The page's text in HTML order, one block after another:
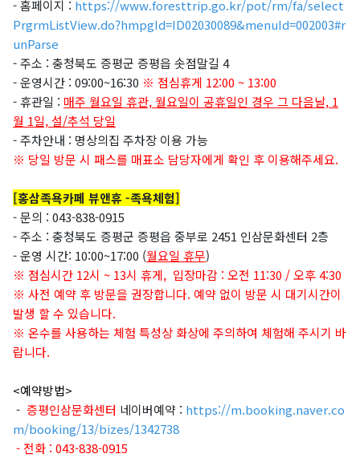
- 홈페이지 : https://www.foresttrip.go.kr/pot/rm/fa/select
PrgrmListView.do?hmpgId=ID02030089&menuId=002003#r
unParse
- 주소 : 충청북도 증평군 증평읍 솟점말길 4
- 운영시간 : 09:00~16:30 ※ 점심휴게 12:00 ~ 13:00
- 휴관일 : 매주 월요일 휴관, 월요일이 공휴일인 경우 그 다음날, 1
월 1일, 설/추석 당일
- 주차안내 : 명상의집 주차장 이용 가능
※ 당일 방문 시 패스를 매표소 담당자에게 확인 후 이용해주세요.
[홍삼족욕카페 뷰앤휴 -족욕체험]
- 문의 : 043-838-0915
- 주소 : 충청북도 증평군 증평읍 중부로 2451 인삼문화센터 2층
- 운영 시간: 10:00~17:00 (월요일 휴무)
※ 점심시간 12시 ~ 13시 휴게, 입장마감 : 오전 11:30 / 오후 4:30
※ 사전 예약 후 방문을 권장합니다. 예약 없이 방문 시 대기시간이
발생 할 수 있습니다.
※ 온수를 사용하는 체험 특성상 화상에 주의하여 체험해 주시기 바
랍니다.
<예약방법>
- 증평인삼문화센터 네이버예약 : https://m.booking.naver.co
m/booking/13/bizes/1342738
- 전화 : 043-838-0915